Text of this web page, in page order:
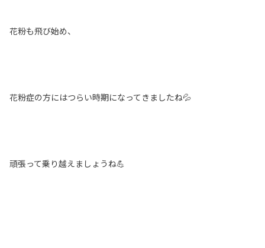
花粉も飛び始め、
花粉症の方にはつらい時期になってきましたね💦
頑張って乗り越えましょうね💪